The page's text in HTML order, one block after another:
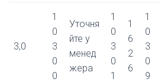
3,0
1
0
3
0
0
Уточня
йте у
менед
жера
1
0
3
0
1
1
6
2
6
1
0
3
0
9